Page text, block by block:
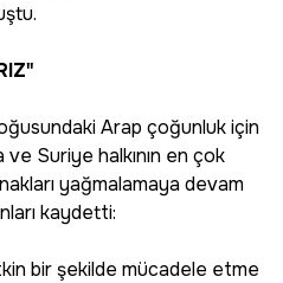
Arap çoğunluk için
Suriye halkının en çok
yağmalamaya devam
kaydetti:
bir şekilde mücadele etme